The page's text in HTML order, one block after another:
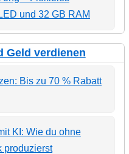
und 32 GB RAM
Geld verdienen
Bis zu 70 % Rabatt
KI: Wie du ohne
produzierst